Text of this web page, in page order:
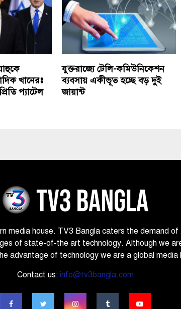
খানেরঃ
প্যাটেল
যুক্তরাজ্যে টেলি-কমিউনিকেশন
ব্যবসায় একীভূত হচ্ছে বড় দুই
জায়ান্ট
media house. TV3 Bangla caters the demand of
of state-of-the art technology. Although we
advantage of technology we are a global media
Contact us: info@tv3bangla.com